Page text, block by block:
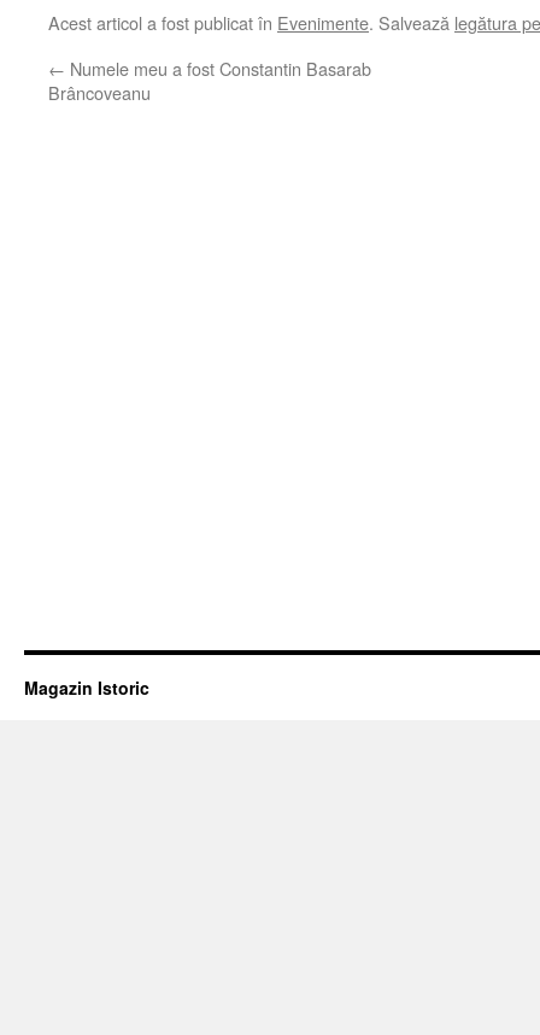
Acest articol a fost publicat în Evenimente. Salvează legătura
← Numele meu a fost Constantin Basarab
Brâncoveanu
Magazin Istoric